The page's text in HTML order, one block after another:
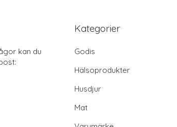
kan du
Kategorier
Godis
Hälsoprodukter
Husdjur
Mat